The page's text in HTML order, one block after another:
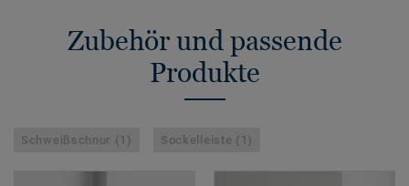
Zubehör und passende
Produkte
Schweißschnur (1) Sockelleiste (1)